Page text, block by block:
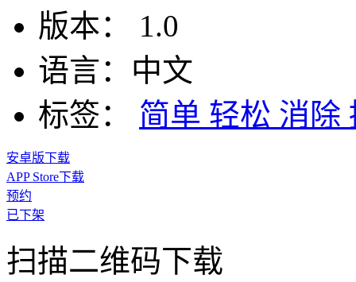
版本：
1.0
语言： 中文
标签：
简单 轻松 消除
安卓版下载
APP Store下载
预约
已下架
扫描二维码下载